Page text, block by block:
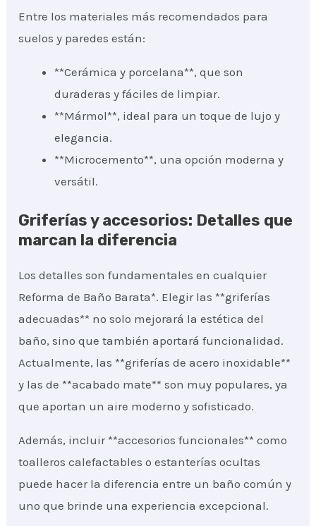
Entre los materiales más recomendados para
suelos y paredes están:
**Cerámica y porcelana**, que son
duraderas y fáciles de limpiar.
**Mármol**, ideal para un toque de lujo y
elegancia.
**Microcemento**, una opción moderna y
versátil.
Griferías y accesorios: Detalles que
marcan la diferencia
Los detalles son fundamentales en cualquier
Reforma de Baño Barata*. Elegir las **griferías
adecuadas** no solo mejorará la estética del
baño, sino que también aportará funcionalidad.
Actualmente, las **griferías de acero inoxidable**
y las de **acabado mate** son muy populares, ya
que aportan un aire moderno y sofisticado.
Además, incluir **accesorios funcionales** como
toalleros calefactables o estanterías ocultas
puede hacer la diferencia entre un baño común y
uno que brinde una experiencia excepcional.